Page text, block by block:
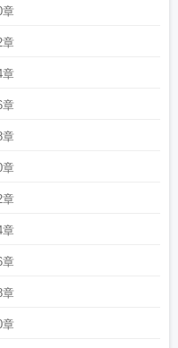
99
花任平生在线阅读
隔墙花任平生笔趣阁
阅读
的是什么
任平生(笔趣阁)
学是什么意思
是什么生肖
章
章
章
章
章
章
章
章
章
章
章